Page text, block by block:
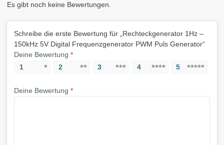
Es gibt noch keine Bewertungen.
Schreibe die erste Bewertung für „Rechteckgenerator 1Hz –
150kHz 5V Digital Frequenzgenerator PWM Puls Generator“
Deine Bewertung *
1
2 3 4 5
Deine Bewertung *